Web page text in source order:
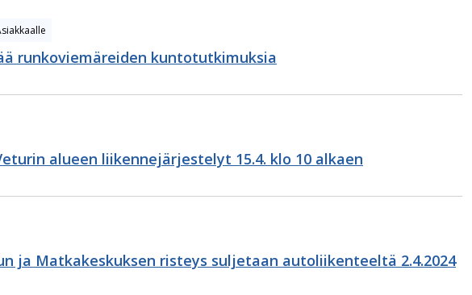
runkoviemäreiden kuntotutkimuksia
alueen liikennejärjestelyt 15.4. klo 10 alkaen
ja Matkakeskuksen risteys suljetaan autoliikenteeltä 2.4.2024